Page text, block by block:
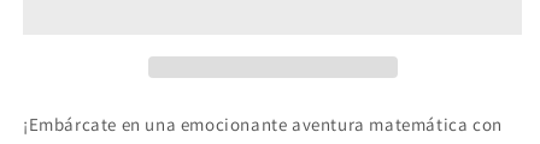
¡Embárcate en una emocionante aventura matemática con